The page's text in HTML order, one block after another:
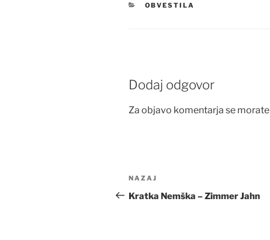
KATEGORIJE
OBVESTILA
Dodaj odgovor
Za objavo komentarja se morate
Navigacija
prispevka
Prejšnji
prispevek
NAZAJ
Kratka Nemška – Zimmer Jahn